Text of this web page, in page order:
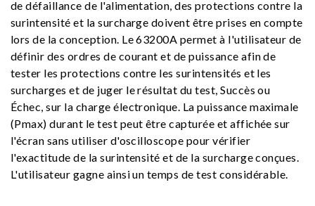
de défaillance de l'alimentation, des protections contre la
surintensité et la surcharge doivent être prises en compte
lors de la conception. Le 63200A permet à l'utilisateur de
définir des ordres de courant et de puissance afin de
tester les protections contre les surintensités et les
surcharges et de juger le résultat du test, Succès ou
Échec, sur la charge électronique. La puissance maximale
(Pmax) durant le test peut être capturée et affichée sur
l'écran sans utiliser d'oscilloscope pour vérifier
l'exactitude de la surintensité et de la surcharge conçues.
L'utilisateur gagne ainsi un temps de test considérable.